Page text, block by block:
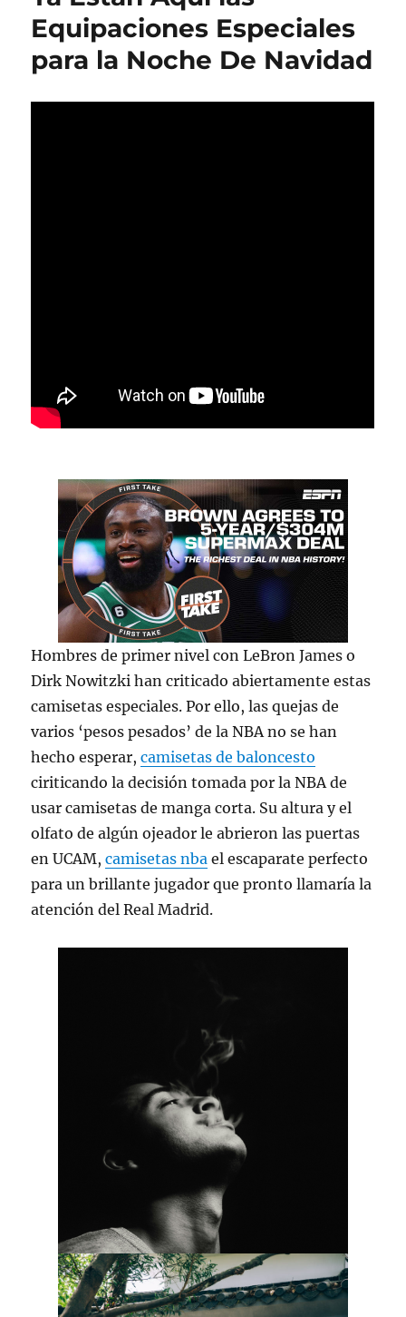
Equipaciones Especiales
para la Noche De Navidad
Hombres de primer nivel con LeBron James o
Dirk Nowitzki han criticado abiertamente estas
camisetas especiales. Por ello, las quejas de
varios ‘pesos pesados’ de la NBA no se han
hecho esperar,camisetas de baloncesto
ciriticando la decisión tomada por la NBA de
usar camisetas de manga corta. Su altura y el
olfato de algún ojeador le abrieron las puertas
en UCAM,camisetas nba el escaparate perfecto
para un brillante jugador que pronto llamaría la
atención del Real Madrid.